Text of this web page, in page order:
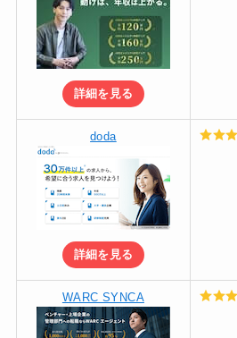
詳細を見る
doda
詳細を見る
WARC SYNCA